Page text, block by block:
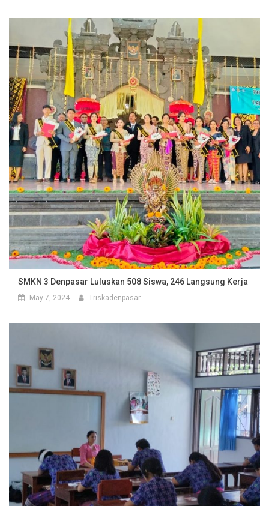
SMKN 3 Denpasar Luluskan 508 Siswa, 246 Langsung Kerja
May 7, 2024 Triskadenpasar